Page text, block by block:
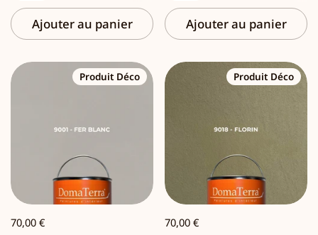
Ajouter au panier Ajouter au panier
70,00 €
Produit Déco
70,00 €
Produit Déco